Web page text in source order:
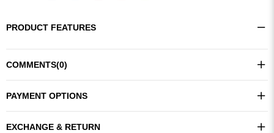
PRODUCT FEATURES
COMMENTS(0)
PAYMENT OPTIONS
EXCHANGE & RETURN